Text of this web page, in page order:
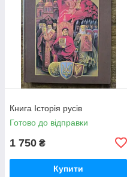
Книга Історія русiв
Готово до відправки
1 750 ₴
Купити